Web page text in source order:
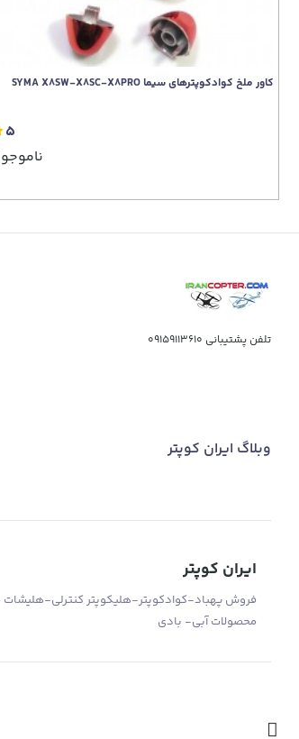
کاور ملخ کوادکوپترهای سیما SYMA X8SW-X8SC-X8PRO
5
تلفن پشتیبانی 09159113610
وبلاگ ایران کوپتر
ایران کوپتر
فروش پهباد-کوادکوپتر-هلیکوپتر کنترلی-
محصولات آبی- بادی